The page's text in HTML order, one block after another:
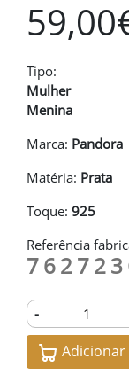
Tipo:
Mulher
Menina
Marca: Pandora
Matéria: Prata
Toque: 925
Referência
-